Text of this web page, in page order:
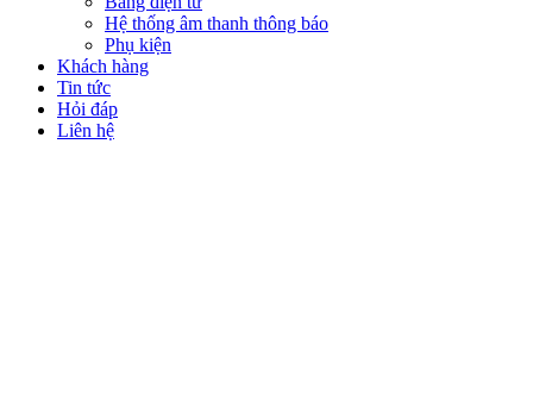
Hệ thống âm thanh thông báo
Phụ kiện
Khách hàng
Tin tức
Hỏi đáp
Liên hệ